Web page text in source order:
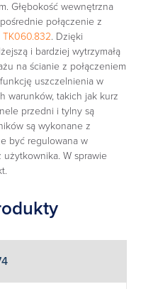
Głębokość wewnętrzna
połączenie z
TK060.832. Dzięki
i bardziej wytrzymałą
na ścianie z połączeniem
uszczelnienia w
warunków, takich jak kurz
przedni i tylny są
są wykonane z
być regulowana w
W sprawie